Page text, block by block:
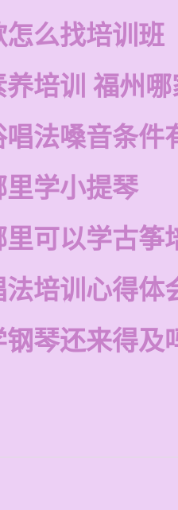
怎么找培训班
养培训 福州
唱法嗓音条件
里学小提琴
里可以学古筝
法培训心得体
钢琴还来得及